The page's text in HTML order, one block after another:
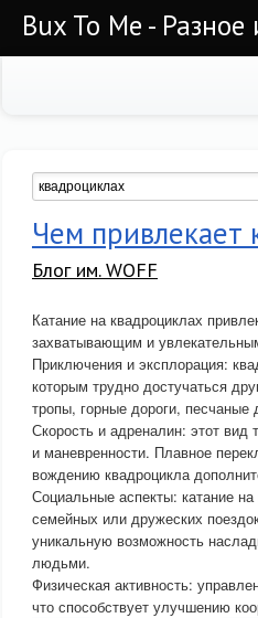
Bux To Me -
Чем привлекает
Блог им. WOFF
Катание на квадроциклах
захватывающим и
Приключения и эксплорация:
которым трудно достучаться
тропы, горные дороги,
Скорость и адреналин: этот вид
и маневренности. Плавное
вождению квадроцикла
Социальные аспекты: катание
семейных или дружеских
уникальную возможность
людьми.
Физическая активность:
что способствует улучшению